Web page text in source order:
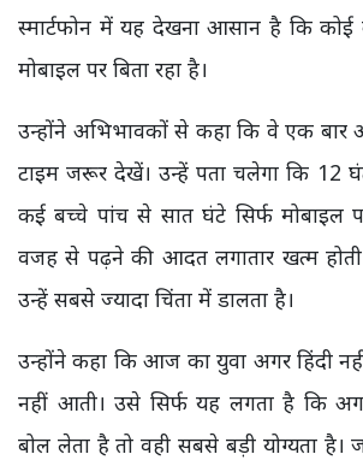
स्मार्टफोन में यह देखना आसान है कि कोई
मोबाइल पर बिता रहा है।
उन्होंने अभिभावकों से कहा कि वे एक बार
टाइम जरूर देखें। उन्हें पता चलेगा कि 12
कई बच्चे पांच से सात घंटे सिर्फ मोबाइल
वजह से पढ़ने की आदत लगातार खत्म
उन्हें सबसे ज्यादा चिंता में डालता है।
उन्होंने कहा कि आज का युवा अगर हिंदी
नहीं आती। उसे सिर्फ यह लगता है कि
बोल लेता है तो वही सबसे बड़ी योग्यता है।